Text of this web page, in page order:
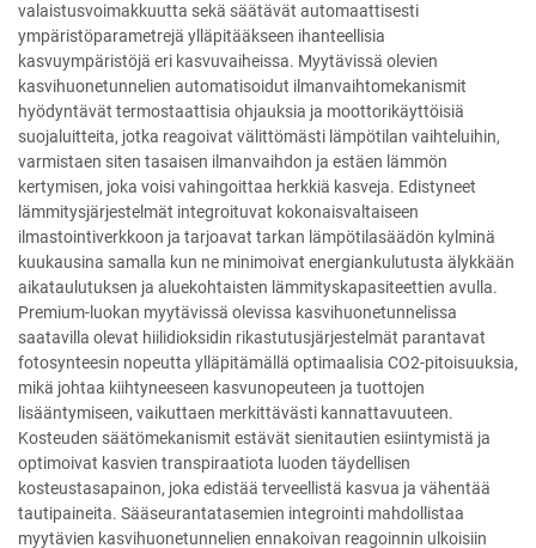
valaistusvoimakkuutta sekä säätävät automaattisesti
ympäristöparametrejä ylläpitääkseen ihanteellisia
kasvuympäristöjä eri kasvuvaiheissa. Myytävissä olevien
kasvihuonetunnelien automatisoidut ilmanvaihtomekanismit
hyödyntävät termostaattisia ohjauksia ja moottorikäyttöisiä
suojaluitteita, jotka reagoivat välittömästi lämpötilan vaihteluihin,
varmistaen siten tasaisen ilmanvaihdon ja estäen lämmön
kertymisen, joka voisi vahingoittaa herkkiä kasveja. Edistyneet
lämmitysjärjestelmät integroituvat kokonaisvaltaiseen
ilmastointiverkkoon ja tarjoavat tarkan lämpötilasäädön kylminä
kuukausina samalla kun ne minimoivat energiankulutusta älykkään
aikataulutuksen ja aluekohtaisten lämmityskapasiteettien avulla.
Premium-luokan myytävissä olevissa kasvihuonetunnelissa
saatavilla olevat hiilidioksidin rikastutusjärjestelmät parantavat
fotosynteesin nopeutta ylläpitämällä optimaalisia CO2-pitoisuuksia,
mikä johtaa kiihtyneeseen kasvunopeuteen ja tuottojen
lisääntymiseen, vaikuttaen merkittävästi kannattavuuteen.
Kosteuden säätömekanismit estävät sienitautien esiintymistä ja
optimoivat kasvien transpiraatiota luoden täydellisen
kosteustasapainon, joka edistää terveellistä kasvua ja vähentää
tautipaineita. Sääseurantatasemien integrointi mahdollistaa
myytävien kasvihuonetunnelien ennakoivan reagoinnin ulkoisiin